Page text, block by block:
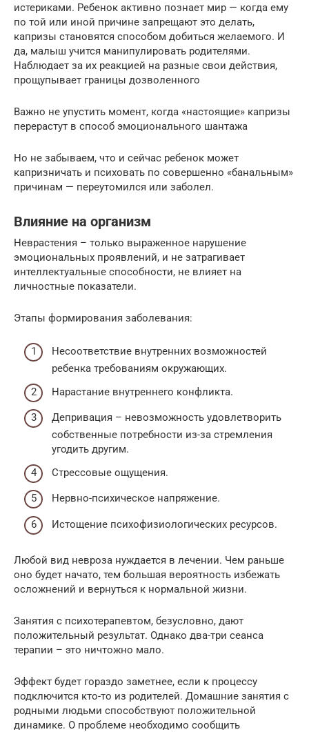
истериками. Ребенок активно познает мир — когда ему
по той или иной причине запрещают это делать,
капризы становятся способом добиться желаемого. И
да, малыш учится манипулировать родителями.
Наблюдает за их реакцией на разные свои действия,
прощупывает границы дозволенного
Важно не упустить момент, когда «настоящие» капризы
перерастут в способ эмоционального шантажа
Но не забываем, что и сейчас ребенок может
капризничать и психовать по совершенно «банальным»
причинам — переутомился или заболел.
Влияние на организм
Неврастения – только выраженное нарушение
эмоциональных проявлений, и не затрагивает
интеллектуальные способности, не влияет на
личностные показатели.
Этапы формирования заболевания:
Несоответствие внутренних возможностей
ребенка требованиям окружающих.
Нарастание внутреннего конфликта.
Депривация – невозможность удовлетворить
собственные потребности из-за стремления
угодить другим.
Стрессовые ощущения.
Нервно-психическое напряжение.
Истощение психофизиологических ресурсов.
Любой вид невроза нуждается в лечении. Чем раньше
оно будет начато, тем большая вероятность избежать
осложнений и вернуться к нормальной жизни.
Занятия с психотерапевтом, безусловно, дают
положительный результат. Однако два-три сеанса
терапии – это ничтожно мало.
Эффект будет гораздо заметнее, если к процессу
подключится кто-то из родителей. Домашние занятия с
родными людьми способствуют положительной
динамике. О проблеме необходимо сообщить